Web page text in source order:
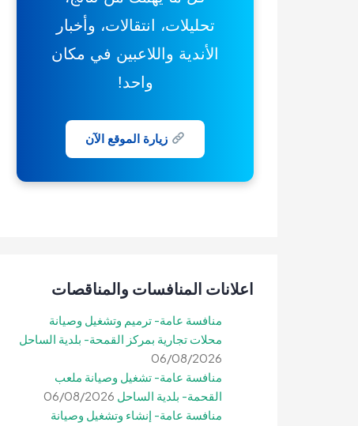
تحليلات، انتقالات، وأخبار
الأندية واللاعبين في مكان
واحد!
زيارة الموقع الآن
اعلانات المنافسات والمناقصات
منافسة عامة- ترميم وتشغيل وصيانة
محلات تجارية بمركز القمحة- بلدية الساحل
06/08/2026
منافسة عامة- تشغيل وصيانة ملعب
القحمة- بلدية الساحل 06/08/2026
منافسة عامة- إنشاء وتشغيل وصيانة